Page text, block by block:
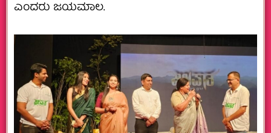
ಎಂದರು ಜಯಮಾಲ.